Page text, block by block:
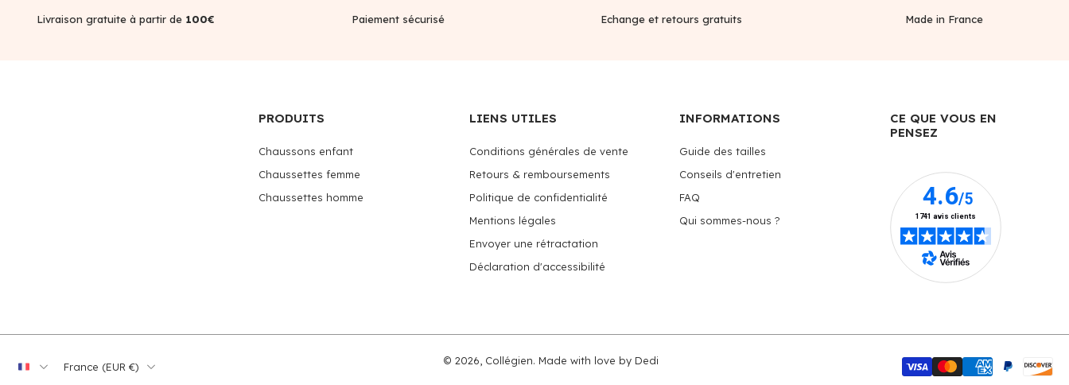
Livraison gratuite à partir de100€ Paiement sécurisé Echange et retours gratuits Made in France
PRODUITS
Chaussons enfant
Chaussettes femme
Chaussettes homme
LIENS UTILES
Conditions générales de vente
Retours & remboursements
Politique de confidentialité
Mentions légales
Envoyer une rétractation
Déclaration d'accessibilité
INFORMATIONS
Guide des tailles
Conseils d'entretien
FAQ
Qui sommes-nous ?
CE QUE VOUS EN
PENSEZ
France ‎(EUR €)‎
© 2026, Collégien. Made with love by Dedi